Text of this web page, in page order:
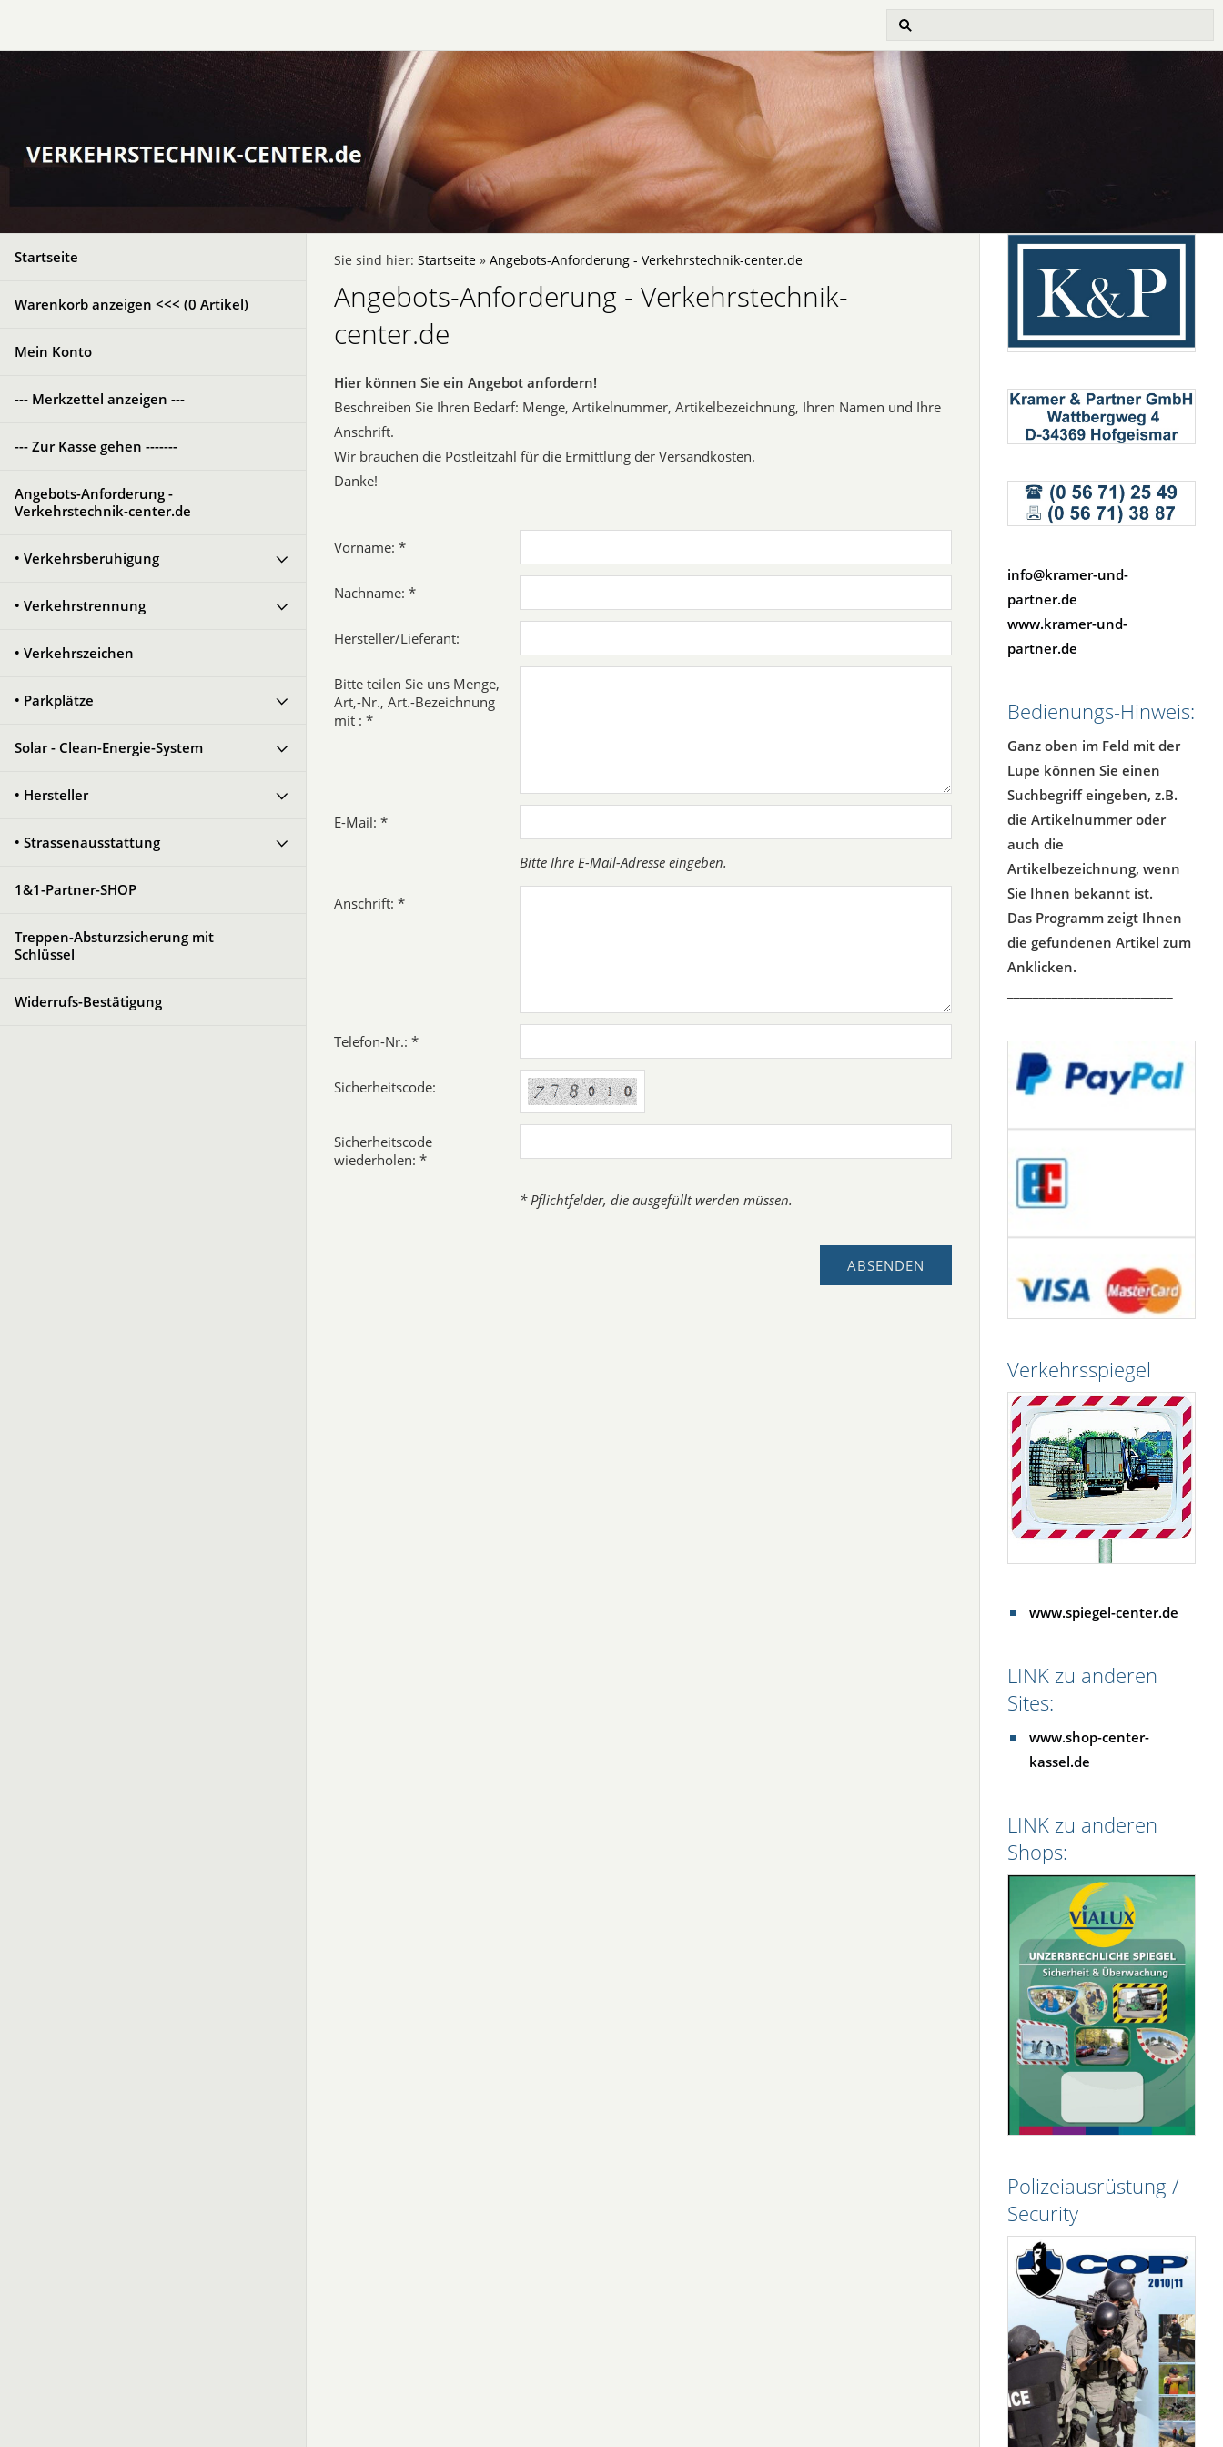
Startseite
Warenkorb anzeigen <<< (0 Artikel)
Mein Konto
--- Merkzettel anzeigen ---
--- Zur Kasse gehen -------
Angebots-Anforderung -
Verkehrstechnik-center.de
• Verkehrsberuhigung
• Verkehrstrennung
• Verkehrszeichen
• Parkplätze
Solar - Clean-Energie-System
• Hersteller
• Strassenausstattung
1&1-Partner-SHOP
Treppen-Absturzsicherung mit
Schlüssel
Widerrufs-Bestätigung
Sie sind hier: Startseite » Angebots-Anforderung - Verkehrstechnik-center.de
Angebots-Anforderung - Verkehrstechnik-
center.de
Hier können Sie ein Angebot anfordern!
Beschreiben Sie Ihren Bedarf: Menge, Artikelnummer, Artikelbezeichnung, Ihren Namen und Ihre
Anschrift.
Wir brauchen die Postleitzahl für die Ermittlung der Versandkosten.
Danke!
Vorname: *
Nachname: *
Hersteller/Lieferant:
Bitte teilen Sie uns Menge,
Art,-Nr., Art.-Bezeichnung
mit : *
E-Mail: *
Bitte Ihre E-Mail-Adresse eingeben.
Anschrift: *
Telefon-Nr.: *
Sicherheitscode:
Sicherheitscode
wiederholen: *
* Pflichtfelder, die ausgefüllt werden müssen.
info@kramer-und-
partner.de
www.kramer-und-
partner.de
Bedienungs-Hinweis:
Ganz oben im Feld mit der
Lupe können Sie einen
Suchbegriff eingeben, z.B.
die Artikelnummer oder
auch die
Artikelbezeichnung, wenn
Sie Ihnen bekannt ist.
Das Programm zeigt Ihnen
die gefundenen Artikel zum
Anklicken.
Verkehrsspiegel
www.spiegel-center.de
LINK zu anderen
Sites:
www.shop-center-
kassel.de
LINK zu anderen
Shops:
Polizeiausrüstung /
Security